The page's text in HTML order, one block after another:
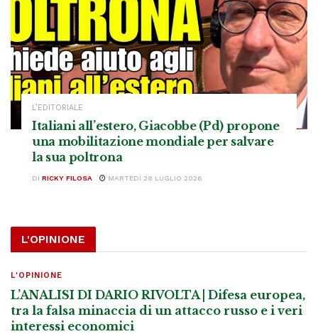
L’EDITORIALE
Italiani all’estero, Giacobbe (Pd) propone
una mobilitazione mondiale per salvare
la sua poltrona
DI RICKY FILOSA MARTEDÌ 28 LUGLIO 2026
L'OPINIONE
L'OPINIONE
L’ANALISI DI DARIO RIVOLTA | Difesa europea,
tra la falsa minaccia di un attacco russo e i veri
interessi economici